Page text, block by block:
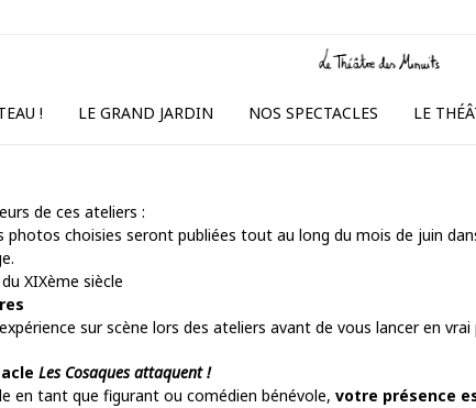
! LE GRAND JARDIN NOS SPECTACLES LE
de ces ateliers :
photos choisies seront publiées tout au long du mois de juin
XIXème siècle
sur scène lors des ateliers avant de vous lancer en
Les Cosaques attaquent !
en tant que figurant ou comédien bénévole, votre présence